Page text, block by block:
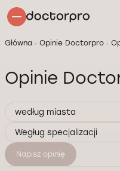
Główna Opinie Doctorpro
Opinie
według miasta
Wegług specjalizacji
Napisz opinię